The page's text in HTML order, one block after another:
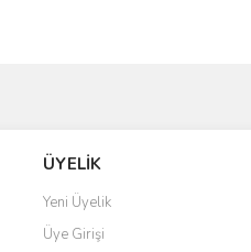
ÜYELİK
Yeni Üyelik
Üye Girişi